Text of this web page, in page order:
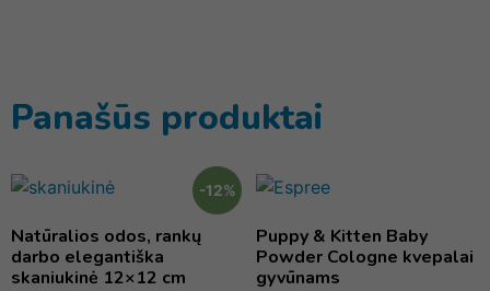
Panašūs produktai
-12%
Natūralios odos, rankų
darbo elegantiška
skaniukinė 12×12 cm
Puppy & Kitten Baby
Powder Cologne kvepalai
gyvūnams